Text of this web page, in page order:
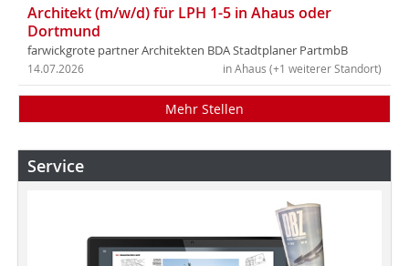
Architekt (m/w/d) für LPH 1-5 in Ahaus oder
Dortmund
farwickgrote partner Architekten BDA Stadtplaner PartmbB
in Ahaus (+1 weiterer Standort)
14.07.2026
Mehr Stellen
Service